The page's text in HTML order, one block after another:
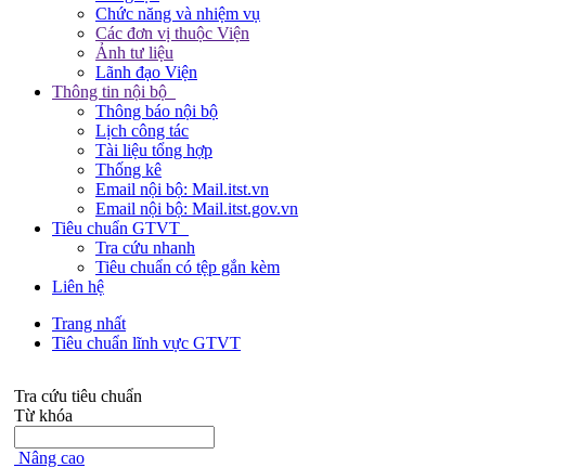
Chức năng và nhiệm vụ
Các đơn vị thuộc Viện
Ảnh tư liệu
Lãnh đạo Viện
Thông tin nội bộ
Thông báo nội bộ
Lịch công tác
Tài liệu tổng hợp
Thống kê
Email nội bộ: Mail.itst.vn
Email nội bộ: Mail.itst.gov.vn
Tiêu chuẩn GTVT
Tra cứu nhanh
Tiêu chuẩn có tệp gắn kèm
Liên hệ
Trang nhất
Tiêu chuẩn lĩnh vực GTVT
Tra cứu tiêu chuẩn
Từ khóa
Nâng cao